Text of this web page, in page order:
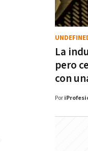
La
pero
con
Por